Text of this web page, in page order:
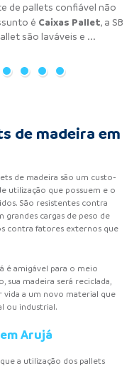
de pallets confiável não
é Caixas Pallet, a SB
são laváveis e ...
de pallets confiável não
assunto éEstrados de
Estrados de Plástico
e organizada, o uso de
para empresas de todos
porque é a ...
de maneira eficiente e
se tornado comum, pois
e movimentação ...
das melhores alternativas
de empresas, acabando
materiais. Através do ...
que as empresas
às vezes o empresário
materiais, enquanto em
de pallets confiável não
o assunto éPallets de
Os Pallets de Contenção
de pallets confiável não
éPallets de Madeira
de Madeirasão ...
de pallets confiável não
éPallets de Plástico
de Plásticosão ...
de pallets confiável não
é Racks Metálicos, a
é uma estrutura ...
de madeira em
de madeira são um custo-
utilização que possuem e o
São resistentes contra
grandes cargas de peso de
contra fatores externos que
é amigável para o meio
sua madeira será reciclada,
a um novo material que
ou industrial.
Arujá
a utilização dos pallets